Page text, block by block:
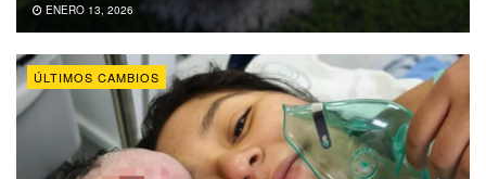
ENERO 13, 2026
ÚLTIMOS CAMBIOS